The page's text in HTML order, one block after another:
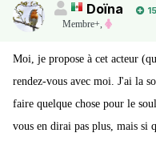
Doïna
Membre+,
Moi, je propose à cet acteur
rendez-vous avec moi. J'ai la
faire quelque chose pour le
vous en dirai pas plus, mais si